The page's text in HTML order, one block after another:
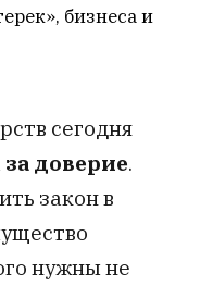
бизнеса и
сегодня
за доверие.
закон в
нужны не